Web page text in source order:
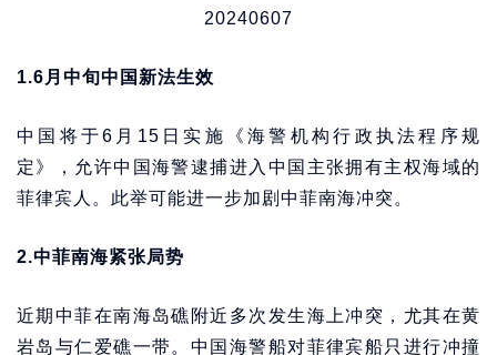
20240607
1.6月中旬中国新法生效
中国将于6月15日实施《海警机构行政执法程序规
定》，允许中国海警逮捕进入中国主张拥有主权海域的
菲律宾人。此举可能进一步加剧中菲南海冲突。
2.中菲南海紧张局势
近期中菲在南海岛礁附近多次发生海上冲突，尤其在黄
岩岛与仁爱礁一带。中国海警船对菲律宾船只进行冲撞